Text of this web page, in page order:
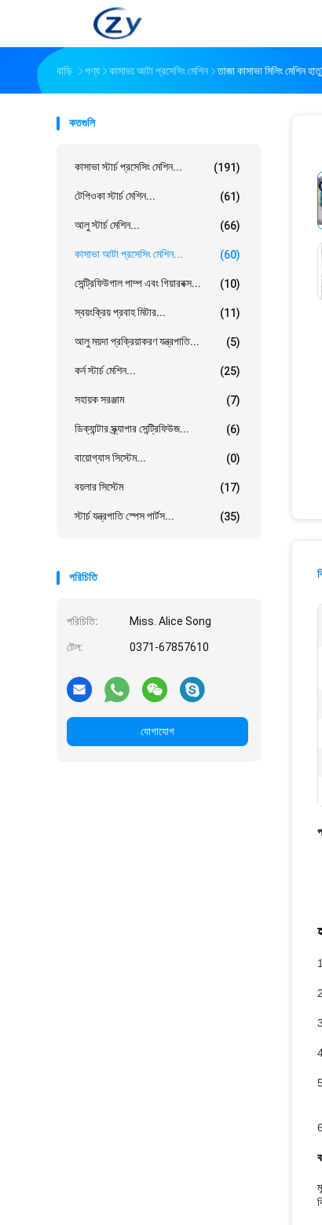
বাড়ি পণ্য কাসাভা আটা প্রসেসিং মেশিন তাজা কাসাভা মিলিং মেশিন
কতগুলি
কাসাভা স্টার্চ প্রসেসিং মেশিন... (191)
টেপিওকা স্টার্চ মেশিন... (61)
আলু স্টার্চ মেশিন... (66)
কাসাভা আটা প্রসেসিং মেশিন... (60)
সেন্ট্রিফিউগাল পাম্প এবং গিয়ারবক্স... (10)
স্বয়ংক্রিয় প্রবাহ মিটার... (11)
আলু ময়দা প্রক্রিয়াকরণ যন্ত্রপাতি... (5)
কর্ন স্টার্চ মেশিন... (25)
সহায়ক সরঞ্জাম (7)
ডিক্যান্টার স্ক্র্যাপার সেন্ট্রিফিউজ... (6)
বায়োগ্যাস সিস্টেম... (0)
বয়লার সিস্টেম (17)
স্টার্চ যন্ত্রপাতি স্পেস পার্টস... (35)
পরিচিতি
পরিচিতি: Miss. Alice Song
টেল: 0371-67857610
যোগাযোগ